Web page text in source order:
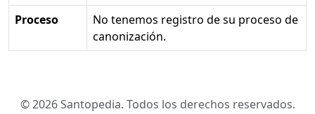
Proceso
No tenemos registro de su proceso de
canonización.
© 2026 Santopedia. Todos los derechos reservados.